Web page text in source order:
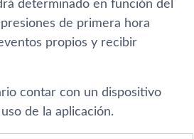
determinado en función del
de primera hora
propios y recibir
contar con un dispositivo
de la aplicación.